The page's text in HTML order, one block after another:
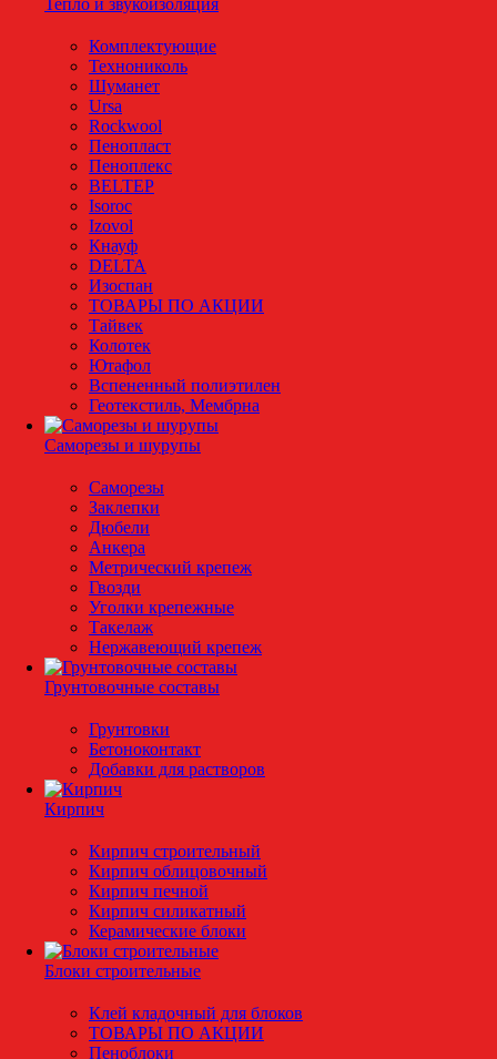
Тепло и звукоизоляция
Комплектующие
Технониколь
Шуманет
Ursa
Rockwool
Пенопласт
Пеноплекс
BELTEP
Isoroc
Izovol
Кнауф
DELTA
Изоспан
ТОВАРЫ ПО АКЦИИ
Тайвек
Колотек
Ютафол
Вспененный полиэтилен
Геотекстиль, Мембрна
Саморезы и шурупы
Саморезы
Заклепки
Дюбели
Анкера
Метрический крепеж
Гвозди
Уголки крепежные
Такелаж
Нержавеющий крепеж
Грунтовочные составы
Грунтовки
Бетоноконтакт
Добавки для растворов
Кирпич
Кирпич строительный
Кирпич облицовочный
Кирпич печной
Кирпич силикатный
Керамические блоки
Блоки строительные
Клей кладочный для блоков
ТОВАРЫ ПО АКЦИИ
Пеноблоки